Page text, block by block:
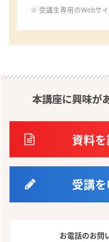
受講生専用のWebサイ
本講座に興味が
資料
受講
お電話のお問